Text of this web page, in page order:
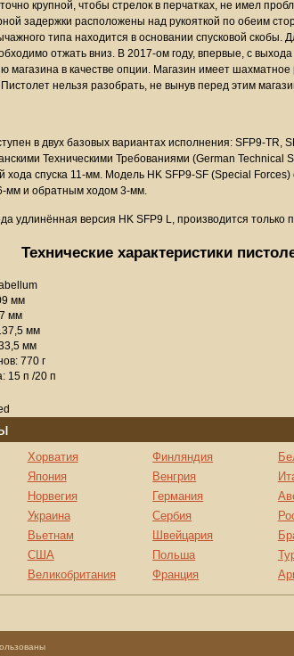
крупной, чтобы стрелок в перчатках, не имел
задержки расположены над рукояткой по обеим
типа находится в основании спусковой скобы.
отжать вниз. В 2017-ом году, впервые, с
магазина в качестве опции. Магазин имеет
нельзя разобрать, не вынув перед этим
в двух базовых вариантах исполнения: SFP9-TR,
Техническими Требованиями (German
хода спуска 11-мм. Модель HK SFP9-SF (Special
мм и обратным ходом 3-мм.
удлинённая версия HK SFP9 L, производится только
Технические характеристики
мм
мм
мм
мм
770 г
15 п /20 п
Хорватия
Япония
Норвегия
Украина
Вьетнам
США
Великобритания
Финляндия
Венгрия
Германия
Сербия
Швейцария
Польша
Франция